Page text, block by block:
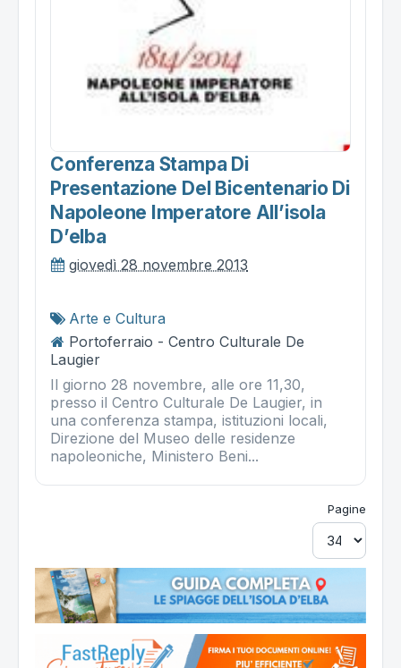
Conferenza Stampa Di
Presentazione Del Bicentenario Di
Napoleone Imperatore All’isola
D’elba
giovedì 28 novembre 2013
Arte e Cultura
Portoferraio - Centro Culturale De
Laugier
Il giorno 28 novembre, alle ore 11,30,
presso il Centro Culturale De Laugier, in
una conferenza stampa, istituzioni locali,
Direzione del Museo delle residenze
napoleoniche, Ministero Beni...
Pagine